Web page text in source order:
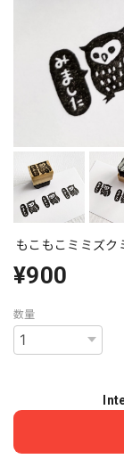
もこもこミミズク
¥900
数量